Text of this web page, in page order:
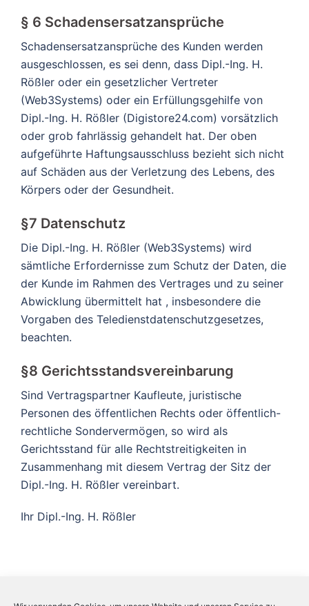
§ 6 Schadensersatzansprüche
Schadensersatzansprüche des Kunden werden
ausgeschlossen, es sei denn, dass Dipl.-Ing. H.
Rößler oder ein gesetzlicher Vertreter
(Web3Systems) oder ein Erfüllungsgehilfe von
Dipl.-Ing. H. Rößler (Digistore24.com) vorsätzlich
oder grob fahrlässig gehandelt hat. Der oben
aufgeführte Haftungsausschluss bezieht sich nicht
auf Schäden aus der Verletzung des Lebens, des
Körpers oder der Gesundheit.
§7 Datenschutz
Die Dipl.-Ing. H. Rößler (Web3Systems) wird
sämtliche Erfordernisse zum Schutz der Daten, die
der Kunde im Rahmen des Vertrages und zu seiner
Abwicklung übermittelt hat , insbesondere die
Vorgaben des Teledienstdatenschutzgesetzes,
beachten.
§8 Gerichtsstandsvereinbarung
Sind Vertragspartner Kaufleute, juristische
Personen des öffentlichen Rechts oder öffentlich-
rechtliche Sondervermögen, so wird als
Gerichtsstand für alle Rechtstreitigkeiten in
Zusammenhang mit diesem Vertrag der Sitz der
Dipl.-Ing. H. Rößler vereinbart.
Ihr Dipl.-Ing. H. Rößler